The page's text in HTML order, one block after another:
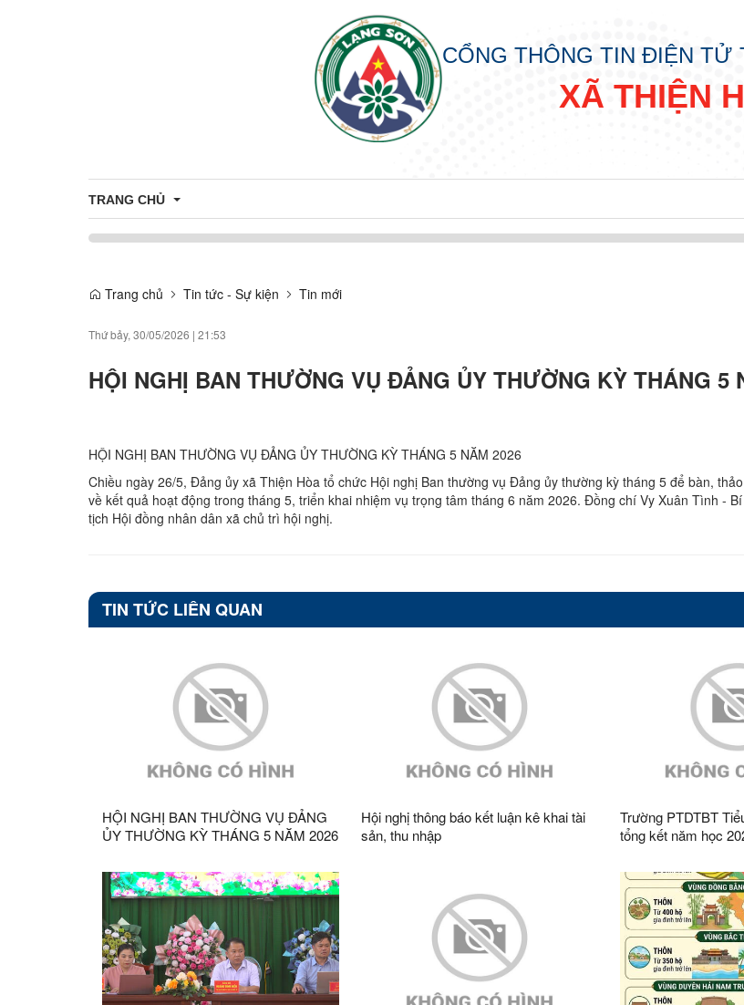
CỔNG THÔNG TIN ĐIỆN TỬ
XÃ THIỆN
TRANG CHỦ
UBMTTQVN XÃ THIỆN HÒA
Trang chủ Tin tức - Sự kiện Tin mới
Thứ bảy, 30/05/2026 | 21:53
HỘI NGHỊ BAN THƯỜNG VỤ ĐẢNG ỦY THƯỜNG KỲ THÁNG 5
HỘI NGHỊ BAN THƯỜNG VỤ ĐẢNG ỦY THƯỜNG KỲ THÁNG 5 NĂM 2026
Chiều ngày 26/5, Đảng ủy xã Thiện Hòa tổ chức Hội nghị Ban thường vụ Đảng ủy thường kỳ tháng 5 để bàn,
về kết quả hoạt động trong tháng 5, triển khai nhiệm vụ trọng tâm tháng 6 năm 2026. Đồng chí Vy Xuân Tình -
tịch Hội đồng nhân dân xã chủ trì hội nghị.
TIN TỨC LIÊN QUAN
HỘI NGHỊ BAN THƯỜNG VỤ ĐẢNG
ỦY THƯỜNG KỲ THÁNG 5 NĂM 2026
Hội nghị thông báo kết luận kê khai tài
sản, thu nhập
Trường PTDTBT
tổng kết năm học